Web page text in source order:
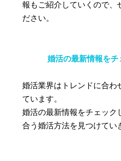
報もご紹介していくので、
ださい。
婚活の最新情報をチ
婚活業界はトレンドに合わ
ています。
婚活の最新情報をチェック
合う婚活方法を見つけてい